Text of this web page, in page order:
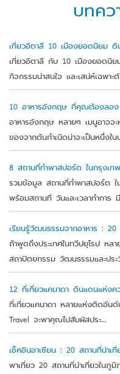
บทคว
เที่ยวอิตาลี 10 เมืองยอดนิยม ดิน
เที่ยวอิตาลี กับ 10 เมืองยอดนิย
กิจกรรมน่าสนใจ และเสน่ห์เฉพาะตั
10 อาหารอังกฤษ ที่คุณต้องลอง
อาหารอังกฤษ หลายๆ เมนูอาจจะ
ของจากต้นกำเนิดน่าจะเป็นหนึ่งในป
8 สถานที่ทำพาสปอร์ต ในกรุงเท
รวมข้อมูล สถานที่ทำพาสปอร์ต
พร้อมสถานที่ วันและเวลาทำการ มี
เรียนรู้วัฒนธรรมจากอาหาร : 20
ถ้าพูดถึงประเทศในทวีปยุโรป ห
สถาปัตยกรรม วัฒนธรรมและประวั
12 ที่เที่ยวแคนาดา ดินแดนแห่งค
ที่เที่ยวแคนาดา หลายแห่งติดอัน
Travel จะพาคุณไปสัมผัสประ...
เช็คอินอาเซียน : 20 สถานที่น่าเที่
พาเที่ยว 20 สถานที่น่าเที่ยวในภูมิ